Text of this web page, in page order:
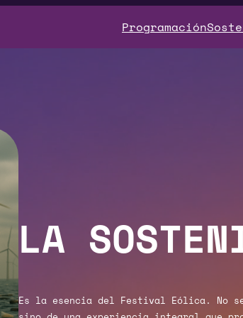
Programación
LA
Es la esencia del Festival Eólica. No